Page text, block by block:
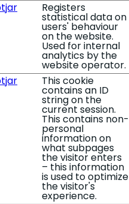
Registers
statistical data on
users' behaviour
on the website.
Used for internal
analytics by the
website operator.
This cookie
contains an ID
string on the
current session.
This contains non-
personal
information on
what subpages
the visitor enters
– this information
is used to optimize
the visitor's
experience.